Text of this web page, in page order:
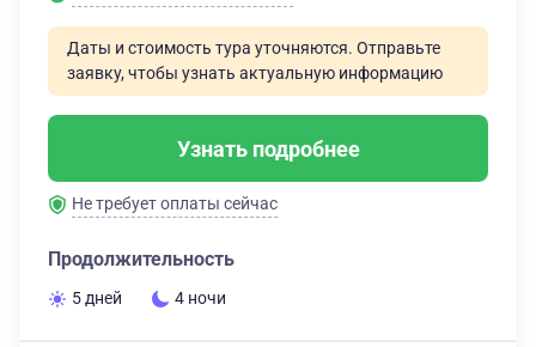
Даты и стоимость тура уточняются. Отправьте
заявку, чтобы узнать актуальную информацию
Узнать подробнее
Не требует оплаты сейчас
Продолжительность
5 дней 4 ночи